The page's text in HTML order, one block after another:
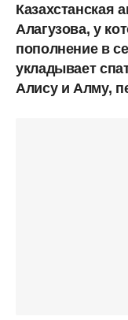
Казахстанская
Алагузова, у
пополнение в
укладывает
Алису и Алму,